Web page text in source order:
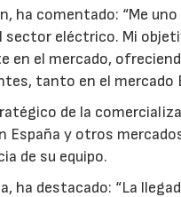
ha comentado: “Me
eléctrico. Mi
en el mercado,
tanto en el mercado
de la
España y otros
de su equipo.
ha destacado: “La
23/07/2026